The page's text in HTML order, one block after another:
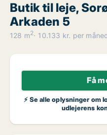
Butik til leje,
Arkaden 5
128 m2 10.133 kr. per
Få
⚡ Se alle oplysninger om
udlejerens